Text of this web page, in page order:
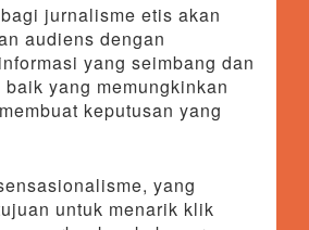
jurnalisme etis akan
audiens dengan
yang seimbang dan
yang memungkinkan
keputusan yang
yang
untuk menarik klik